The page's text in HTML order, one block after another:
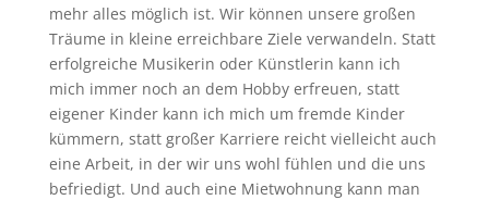
mehr alles möglich ist. Wir können unsere großen
Träume in kleine erreichbare Ziele verwandeln. Statt
erfolgreiche Musikerin oder Künstlerin kann ich
mich immer noch an dem Hobby erfreuen, statt
eigener Kinder kann ich mich um fremde Kinder
kümmern, statt großer Karriere reicht vielleicht auch
eine Arbeit, in der wir uns wohl fühlen und die uns
befriedigt. Und auch eine Mietwohnung kann man